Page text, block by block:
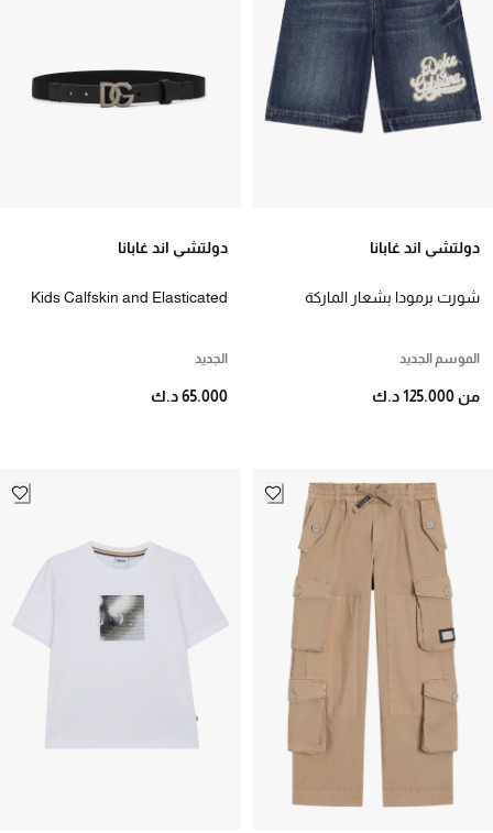
شورت برمودا بشعار الماركة
دولتشي اند غابانا
الموسم الجديد
من 125.000 د.ك
Kids Calfskin and Elasticated
دولتشي اند غابانا
الجديد
65.000 د.ك